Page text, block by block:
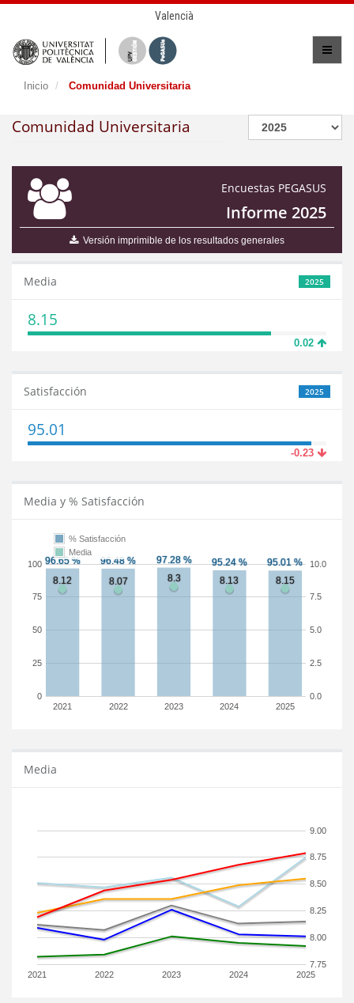
Valencià
Inicio Comunidad Universitaria
Comunidad Universitaria
Encuestas PEGASUS
Informe 2025
Versión imprimible de los resultados generales
2025
Media
8.15
0.02
2025
Satisfacción
95.01
-0.23
Media y % Satisfacción
2021 2022 2023 2024 2025
0
25
50
75
100
0.0
2.5
5.0
7.5
10.0
% Satisfacción
Media
Media
2021 2022 2023 2024 2025
7.75
8.00
8.25
8.50
8.75
9.00